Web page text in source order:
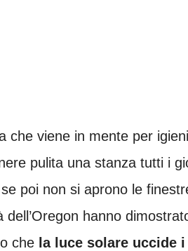
che viene in mente per
pulita una stanza tutti i
poi non si aprono le
dell’Oregon hanno
che la luce solare uccide